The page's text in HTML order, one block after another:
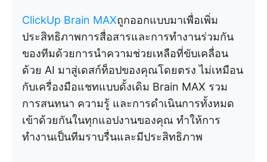
ClickUp Brain MAXถูกออกแบบมาเพื่อเพิ่ม
ประสิทธิภาพการสื่อสารและการทำงานร่วมกัน
ของทีมด้วยการนำความช่วยเหลือที่ขับเคลื่อน
ด้วย AI มาสู่เดสก์ท็อปของคุณโดยตรง ไม่เหมือน
กับเครื่องมือแชทแบบดั้งเดิม Brain MAX รวม
การสนทนา ความรู้ และการดำเนินการทั้งหมด
เข้าด้วยกันในทุกแอปงานของคุณ ทำให้การ
ทำงานเป็นทีมราบรื่นและมีประสิทธิภาพ